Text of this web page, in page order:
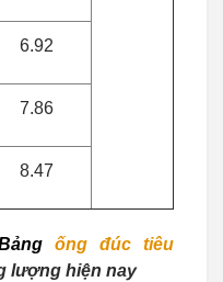
6.92
7.86
8.47
ống đúc tiêu
lượng hiện nay